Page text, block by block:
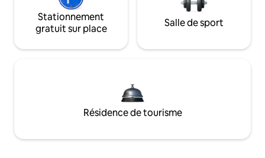
Stationnement
gratuit sur place
Salle de sport
Résidence de tourisme